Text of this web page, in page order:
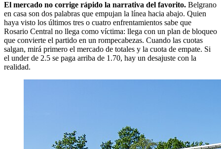
El mercado no corrige rápido la narrativa del favorito. Belgrano
en casa son dos palabras que empujan la línea hacia abajo. Quien
haya visto los últimos tres o cuatro enfrentamientos sabe que
Rosario Central no llega como víctima: llega con un plan de bloqueo
que convierte el partido en un rompecabezas. Cuando las cuotas
salgan, mirá primero el mercado de totales y la cuota de empate. Si
el under de 2.5 se paga arriba de 1.70, hay un desajuste con la
realidad.